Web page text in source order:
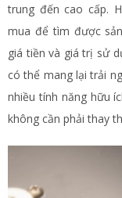
trung đến cao cấp.
mua để tìm được
giá tiền và giá trị sử
có thể mang lại trải
nhiều tính năng hữu
không cần phải thay